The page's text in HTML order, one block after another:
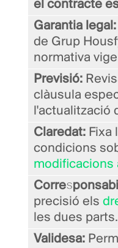
el contracte
Garantia legal:
de Grup
normativa
Previsió:
clàusula
l'actualització
Claredat: Fixa
condicions
modificacions
precisió els
les dues parts.
Validesa: